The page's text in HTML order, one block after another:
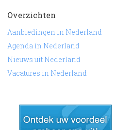
Overzichten
Aanbiedingen in Nederland
Agenda in Nederland
Nieuws uit Nederland
Vacatures in Nederland